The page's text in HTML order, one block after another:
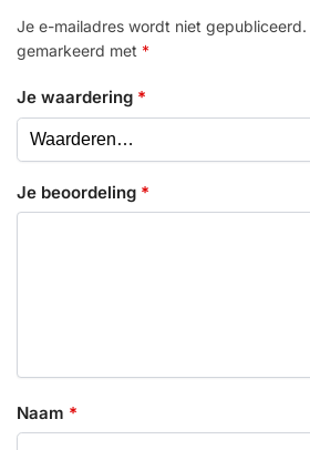
Je e-mailadres wordt niet gepubliceerd.
gemarkeerd met *
Je waardering *
Je beoordeling *
Naam *